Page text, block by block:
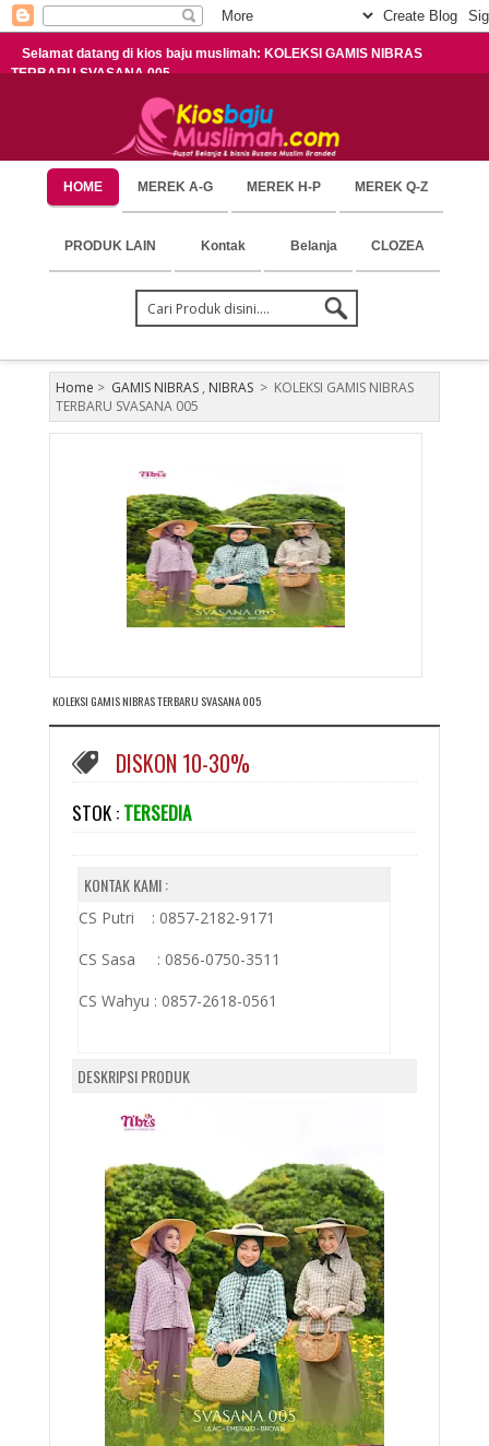
Selamat datang di kios baju muslimah: KOLEKSI GAMIS NIBRAS
TERBARU SVASANA 005
HOME MEREK A-G MEREK H-P MEREK Q-Z
PRODUK LAIN Kontak Belanja CLOZEA
Home > GAMIS NIBRAS, NIBRAS > KOLEKSI GAMIS NIBRAS
TERBARU SVASANA 005
KOLEKSI GAMIS NIBRAS TERBARU SVASANA 005
DISKON 10-30%
STOK : TERSEDIA
KONTAK KAMI :
CS Putri : 0857-2182-9171
CS Sasa : 0856-0750-3511
CS Wahyu : 0857-2618-0561
DESKRIPSI PRODUK